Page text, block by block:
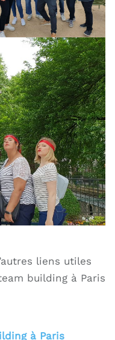
liens utiles
building à Paris
à Paris